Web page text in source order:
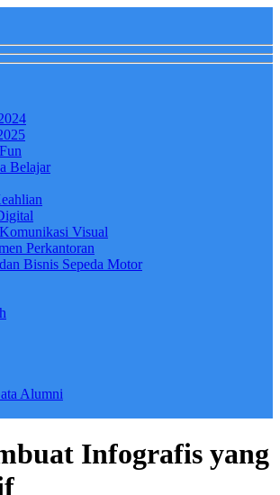
Belajar
Visual
Perkantoran
Bisnis Sepeda Motor
Alumni
Infografis yang